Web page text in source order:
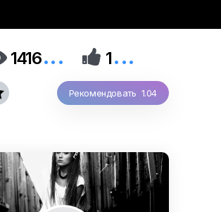
1416...  1...
Рекомендовать 1.04